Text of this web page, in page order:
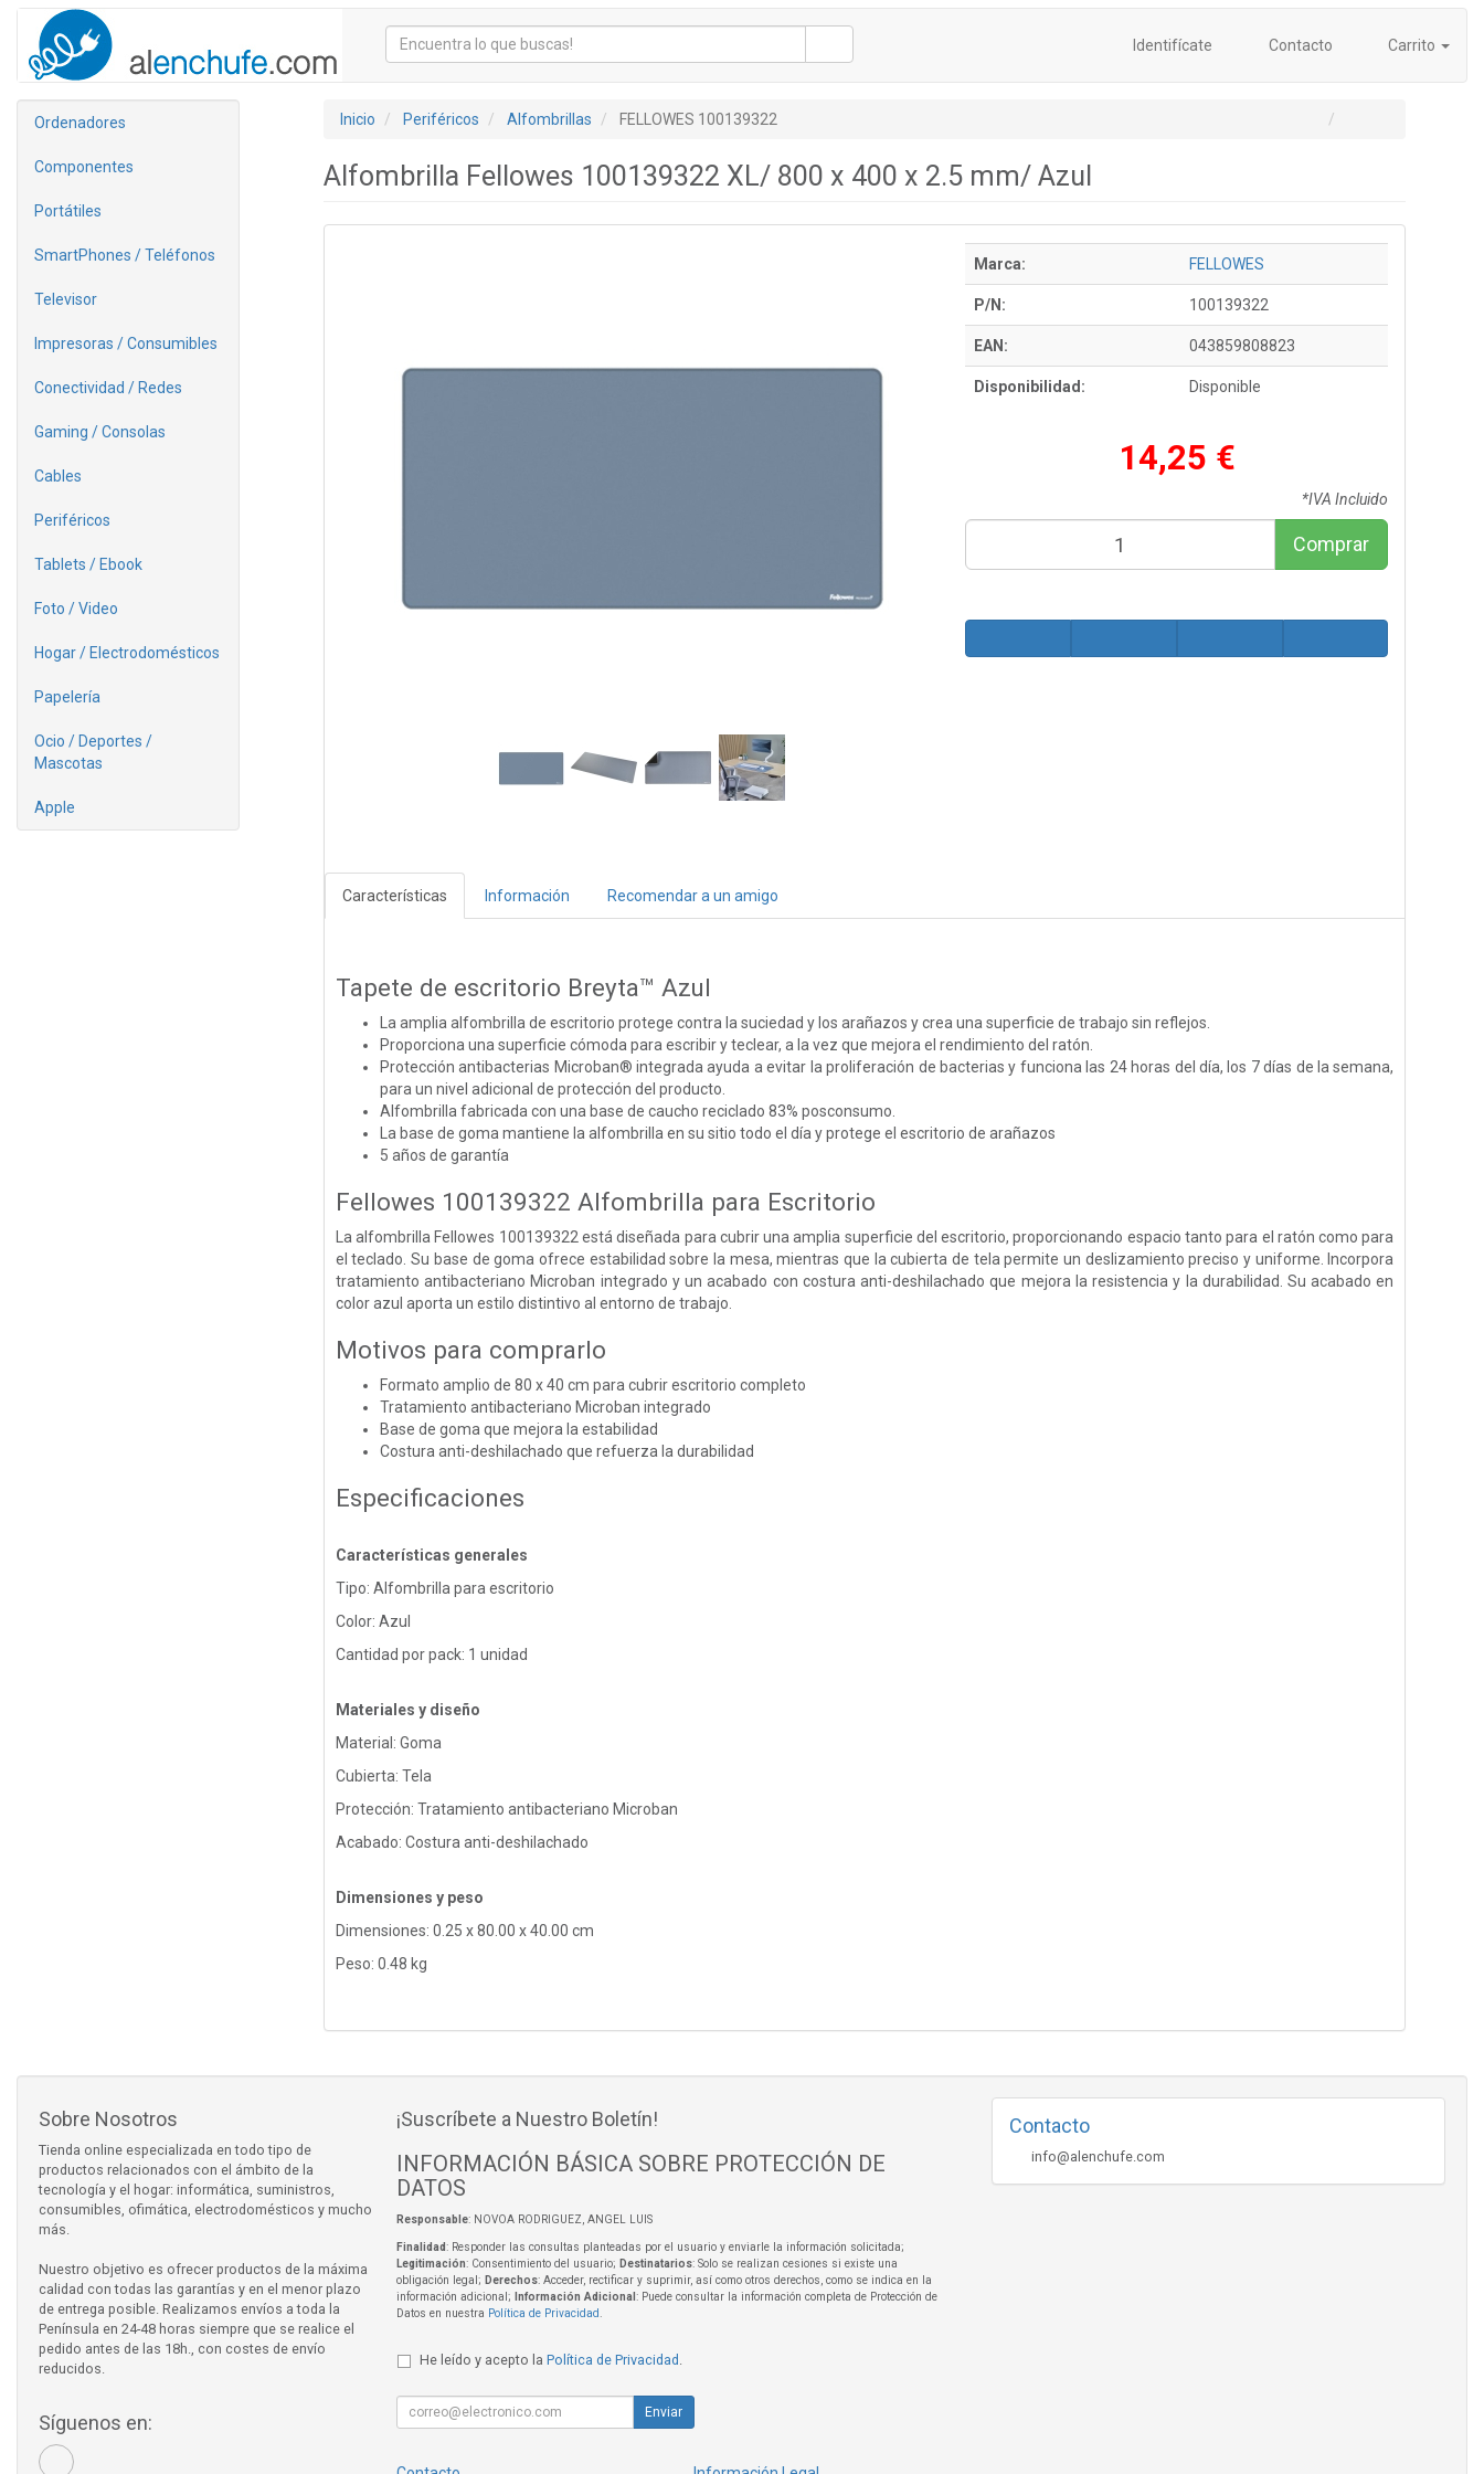
Identifícate Contacto Carrito
Ordenadores
Componentes
Portátiles
SmartPhones / Teléfonos
Televisor
Impresoras / Consumibles
Conectividad / Redes
Gaming / Consolas
Cables
Periféricos
Tablets / Ebook
Foto / Video
Hogar / Electrodomésticos
Papelería
Ocio / Deportes /
Mascotas
Apple
Inicio Periféricos Alfombrillas FELLOWES 100139322
Alfombrilla Fellowes 100139322 XL/ 800 x 400 x 2.5 mm/ Azul
Marca: FELLOWES
P/N: 100139322
EAN: 043859808823
Disponibilidad: Disponible
14,25 €
*IVA Incluido
Comprar
Características Información Recomendar a un amigo
Tapete de escritorio Breyta™ Azul
La amplia alfombrilla de escritorio protege contra la suciedad y los arañazos y crea una superficie de trabajo sin reflejos.
Proporciona una superficie cómoda para escribir y teclear, a la vez que mejora el rendimiento del ratón.
Protección antibacterias Microban® integrada ayuda a evitar la proliferación de bacterias y funciona las 24 horas del día, los 7 días de la semana,
para un nivel adicional de protección del producto.
Alfombrilla fabricada con una base de caucho reciclado 83% posconsumo.
La base de goma mantiene la alfombrilla en su sitio todo el día y protege el escritorio de arañazos
5 años de garantía
Fellowes 100139322 Alfombrilla para Escritorio
La alfombrilla Fellowes 100139322 está diseñada para cubrir una amplia superficie del escritorio, proporcionando espacio tanto para el ratón como para
el teclado. Su base de goma ofrece estabilidad sobre la mesa, mientras que la cubierta de tela permite un deslizamiento preciso y uniforme. Incorpora
tratamiento antibacteriano Microban integrado y un acabado con costura anti-deshilachado que mejora la resistencia y la durabilidad. Su acabado en
color azul aporta un estilo distintivo al entorno de trabajo.
Motivos para comprarlo
Formato amplio de 80 x 40 cm para cubrir escritorio completo
Tratamiento antibacteriano Microban integrado
Base de goma que mejora la estabilidad
Costura anti-deshilachado que refuerza la durabilidad
Especificaciones
Características generales
Tipo: Alfombrilla para escritorio
Color: Azul
Cantidad por pack: 1 unidad
Materiales y diseño
Material: Goma
Cubierta: Tela
Protección: Tratamiento antibacteriano Microban
Acabado: Costura anti-deshilachado
Dimensiones y peso
Dimensiones: 0.25 x 80.00 x 40.00 cm
Peso: 0.48 kg
Sobre Nosotros
Tienda online especializada en todo tipo de
productos relacionados con el ámbito de la
tecnología y el hogar: informática, suministros,
consumibles, ofimática, electrodomésticos y mucho
más.
Nuestro objetivo es ofrecer productos de la máxima
calidad con todas las garantías y en el menor plazo
de entrega posible. Realizamos envíos a toda la
Península en 24-48 horas siempre que se realice el
pedido antes de las 18h., con costes de envío
reducidos.
Síguenos en:
¡Suscríbete a Nuestro Boletín!
INFORMACIÓN BÁSICA SOBRE PROTECCIÓN DE
DATOS
Responsable: NOVOA RODRIGUEZ, ANGEL LUIS
Finalidad: Responder las consultas planteadas por el usuario y enviarle la información solicitada;
Legitimación: Consentimiento del usuario; Destinatarios: Solo se realizan cesiones si existe una
obligación legal; Derechos: Acceder, rectificar y suprimir, así como otros derechos, como se indica en la
información adicional;
Información Adicional : Puede consultar la información completa de Protección de
Datos en nuestra Política de Privacidad .
He leído y acepto la Política de Privacidad .
Enviar
Contacto
info@alenchufe.com